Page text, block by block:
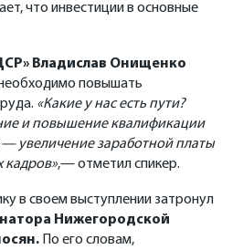
что инвестиции в основные
Владислав Онищенко
повышать
«Какие у нас есть пути?
и повышение квалификации
увеличение заработной платы
кадров»,— отметил спикер.
в своем выступлении затронул
Нижегородской
По его словам,